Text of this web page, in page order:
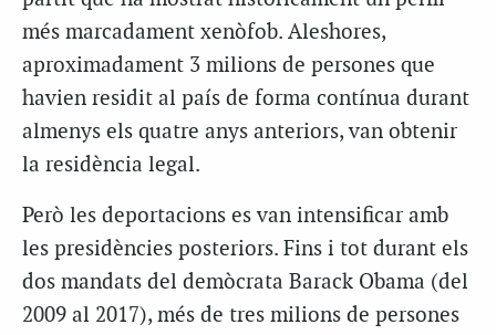
més marcadament xenòfob. Aleshores,
aproximadament 3 milions de persones que
havien residit al país de forma contínua durant
almenys els quatre anys anteriors, van obtenir
la residència legal.
Però les deportacions es van intensificar amb
les presidències posteriors. Fins i tot durant els
dos mandats del demòcrata Barack Obama (del
2009 al 2017), més de tres milions de persones